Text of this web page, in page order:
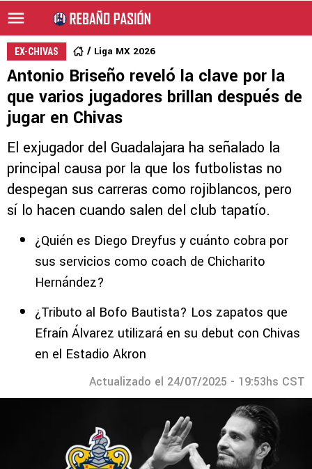
EX-CHIVAS Liga MX 2026
Antonio Briseño reveló la clave por la
que varios jugadores brillan después de
jugar en Chivas
El exjugador del Guadalajara ha señalado la
principal causa por la que los futbolistas no
despegan sus carreras como rojiblancos, pero
sí lo hacen cuando salen del club tapatío.
¿Quién es Diego Dreyfus y cuánto cobra por
sus servicios como coach de Chicharito
Hernández?
¿Tributo al Bofo Bautista? Los zapatos que
Efraín Álvarez utilizará en su debut con Chivas
en el Estadio Akron
Actualizado el 24/07/2025 - 19:53hs CST